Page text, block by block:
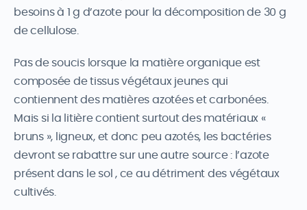
besoins à 1 g d’azote pour la décomposition de 30 g
de cellulose.
Pas de soucis lorsque la matière organique est
composée de tissus végétaux jeunes qui
contiennent des matières azotées et carbonées.
Mais si la litière contient surtout des matériaux «
bruns », ligneux, et donc peu azotés, les bactéries
devront se rabattre sur une autre source : l’azote
présent dans le sol , ce au détriment des végétaux
cultivés.